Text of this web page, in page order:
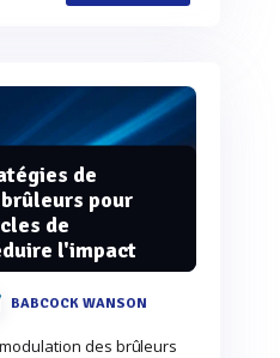
de
pour
de
l'impact
BABCOCK WANSON
des brûleurs